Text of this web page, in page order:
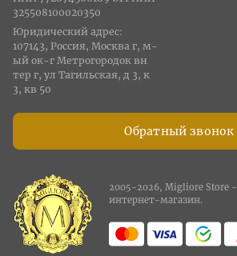
Обратный звонок
325508100020350
Юридический адрес:
107143, Россия, Москва г, м-
ый ок-г Метрогородок вн
тер г, ул Тагильская, д 3, к
3, кв 50
2005-2026, Migliore Store
интернет-магазин.